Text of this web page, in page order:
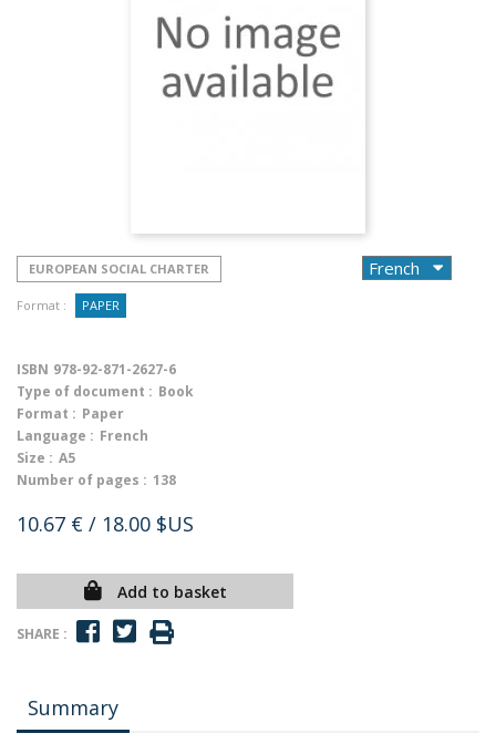
EUROPEAN SOCIAL CHARTER
Format : PAPER
ISBN 978-92-871-2627-6
Type of document : Book
Format : Paper
Language : French
Size : A5
Number of pages : 138
10.67 € / 18.00 $US
Add to basket
SHARE :
Summary